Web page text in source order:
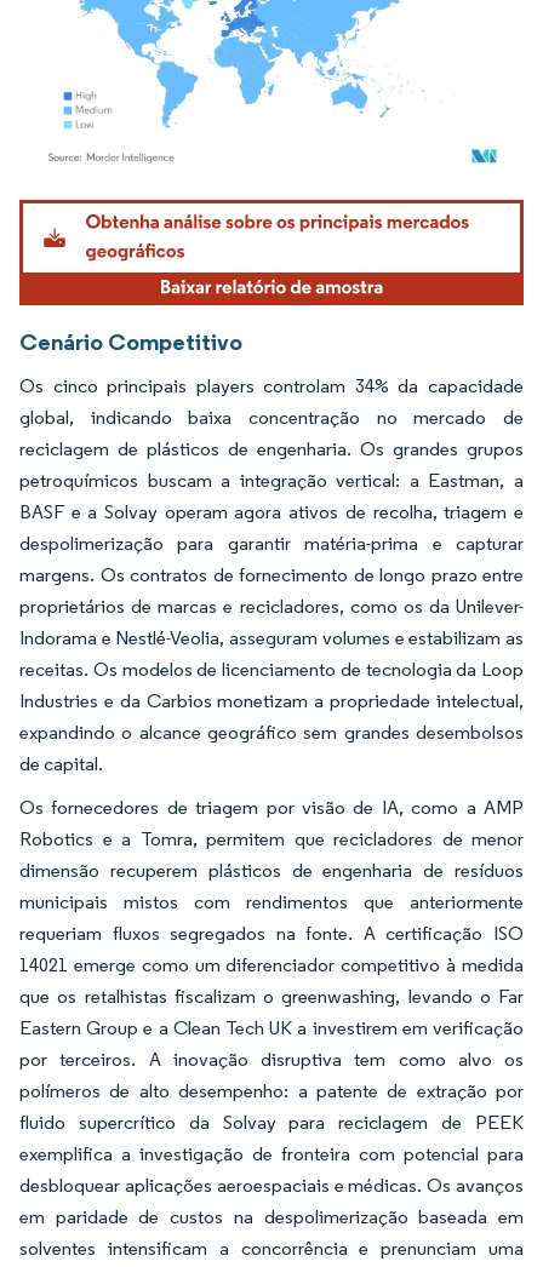
Imagem © Mordor Intelligence. O reuso requer atribuição conforme CC BY 4.0.
Cenário Competitivo
Os cinco principais players controlam 34% da capacidade
global, indicando baixa concentração no mercado de
reciclagem de plásticos de engenharia. Os grandes grupos
petroquímicos buscam a integração vertical: a Eastman, a
BASF e a Solvay operam agora ativos de recolha, triagem e
despolimerização para garantir matéria-prima e capturar
margens. Os contratos de fornecimento de longo prazo entre
proprietários de marcas e recicladores, como os da Unilever-
Indorama e Nestlé-Veolia, asseguram volumes e estabilizam as
receitas. Os modelos de licenciamento de tecnologia da Loop
Industries e da Carbios monetizam a propriedade intelectual,
expandindo o alcance geográfico sem grandes desembolsos
de capital.
Os fornecedores de triagem por visão de IA, como a AMP
Robotics e a Tomra, permitem que recicladores de menor
dimensão recuperem plásticos de engenharia de resíduos
municipais mistos com rendimentos que anteriormente
requeriam fluxos segregados na fonte. A certificação ISO
14021 emerge como um diferenciador competitivo à medida
que os retalhistas fiscalizam o greenwashing, levando o Far
Eastern Group e a Clean Tech UK a investirem em verificação
por terceiros. A inovação disruptiva tem como alvo os
polímeros de alto desempenho: a patente de extração por
fluido supercrítico da Solvay para reciclagem de PEEK
exemplifica a investigação de fronteira com potencial para
desbloquear aplicações aeroespaciais e médicas. Os avanços
em paridade de custos na despolimerização baseada em
solventes intensificam a concorrência e prenunciam uma